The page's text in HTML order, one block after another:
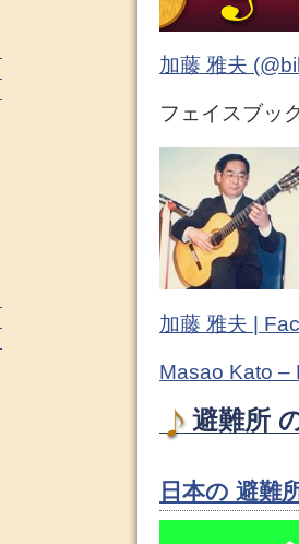
加藤 雅夫
フェイスブッ
加藤 雅夫 |
Masao Kato –
避難所
日本の 避難